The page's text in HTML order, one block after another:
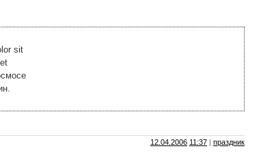
sit
12.04.2006 11:37 | праздник